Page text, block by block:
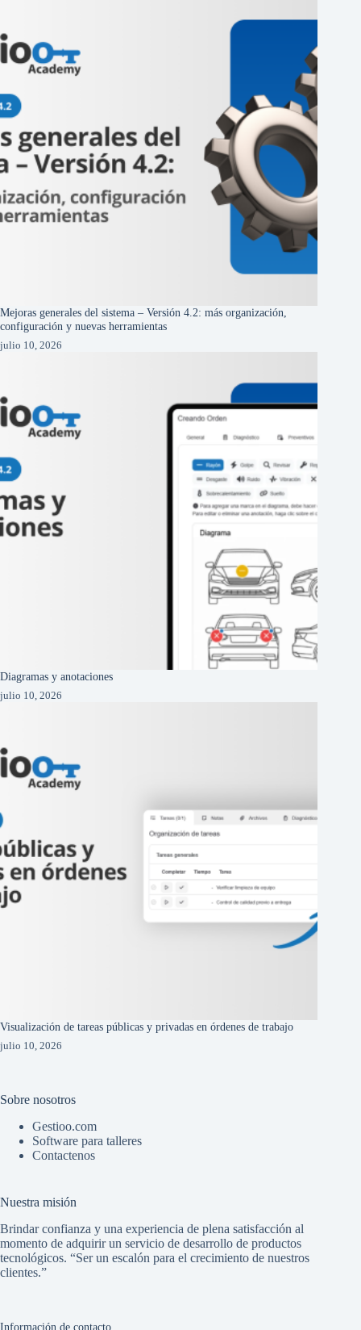
Mejoras generales del sistema – Versión 4.2: más organización,
configuración y nuevas herramientas
julio 10, 2026
Diagramas y anotaciones
julio 10, 2026
Visualización de tareas públicas y privadas en órdenes de trabajo
julio 10, 2026
Sobre nosotros
Gestioo.com
Software para talleres
Contactenos
Nuestra misión
Brindar confianza y una experiencia de plena satisfacción al
momento de adquirir un servicio de desarrollo de productos
tecnológicos. “Ser un escalón para el crecimiento de nuestros
clientes.”
Información de contacto